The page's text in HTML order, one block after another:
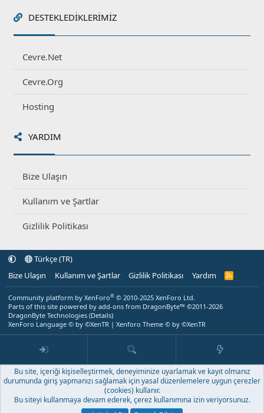
DESTEKLEDIKLERIMIZ
Cevre.Net
Cevre.Org
Hosting
YARDIM
Bize Ulaşın
Kullanım ve Şartlar
Gizlilik Politikası
Türkçe (TR)
Bize Ulaşın
Kullanım ve Şartlar Gizlilik Politikası Yardım
R
Community platform by XenForo® © 2010-2025 XenForo Ltd.
Parts of this site powered by add-ons from DragonByte™ ©2011-2026
DragonByte Technologies (Details)
XenForo Language © by ©XenTR | Xenforo Theme © by ©XenTR
Bu site, içeriği kişiselleştirmek, deneyiminize uyarlamak ve kayıt olmanız
durumunda giriş yapmanızı sağlamak için yasal düzenlemelere uygun çerezler
(cookies) kullanır.
Bu siteyi kullanmaya devam ederek, çerez kullanımına izin veriyorsunuz.